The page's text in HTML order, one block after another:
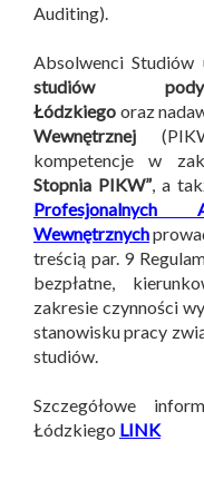
Auditing).
Absolwenci Studiów
studiów
Łódzkiego oraz
Wewnętrznej
kompetencje w
Stopnia PIKW”, a
Wewnętrznych
treścią par. 9
bezpłatne,
zakresie czynności
stanowisku pracy
studiów.
Szczegółowe
Łódzkiego LINK